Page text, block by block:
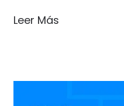
Leer Más